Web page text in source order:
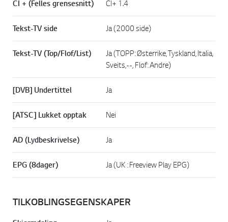
CI + (Felles grensesnitt) CI+ 1.4
Tekst-TV side Ja (2000 side)
Tekst-TV (Top/Flof/List)
Ja (TOPP: Østerrike, Tyskland, Italia,
Sveits,--, Flof: Andre)
[DVB] Undertittel Ja
[ATSC] Lukket opptak Nei
AD (Lydbeskrivelse) Ja
EPG (8dager) Ja (UK : Freeview Play EPG)
TILKOBLINGSEGENSKAPER